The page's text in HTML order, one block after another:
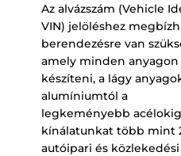
Az alvázszám (Vehicle
VIN) jelöléshez
berendezésre van
amely minden
készíteni, a lágy
alumíniumtól a
legkeményebb
kínálatunkat több mint
autóipari és közlekedési